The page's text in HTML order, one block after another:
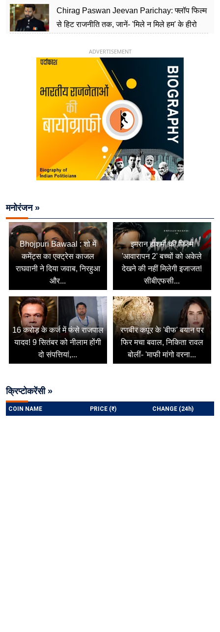
Chirag Paswan Jeevan Parichay: फ्लॉप फिल्म
से हिट राजनीति तक, जानें- 'मिले न मिले हम' के हीरो
ADVERTISEMENT
मनोरंजन »
Bhojpuri Bawaal : शो में
कमेंट्स का एक्ट्रेस काजल
राघवानी ने दिया जवाब, निरहुआ
और...
इमरान हाशमी की फिल्म
'आवारापन 2' बच्चों को अकेले
देखने की नहीं मिलेगी इजाजत!
सीबीएफसी...
16 करोड़ के कर्ज में फंसे राजपाल
यादव! 9 सितंबर को नीलाम होंगी
दो संपत्तियां,...
रणबीर कपूर के 'बीफ' बयान पर
फिर मचा बवाल, निकिता रावल
बोलीं- 'माफी मांगो वरना...
क्रिप्टोकरेंसी »